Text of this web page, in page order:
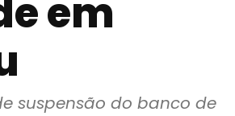
em
suspensão do banco de